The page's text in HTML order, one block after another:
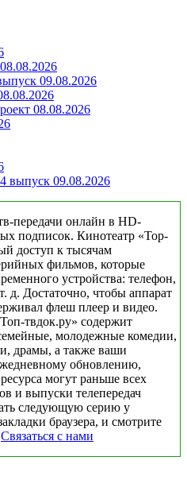
09.08.2026
08.08.2026
выпуск 09.08.2026
передачи онлайн в HD-
подписок. Кинотеатр «Top-
доступ к тысячам
фильмов, которые
устройства: телефон,
д. Достаточно, чтобы аппарат
флеш плеер и видео.
твдок.ру» содержит
молодежные комедии,
драмы, а также ваши
обновлению,
могут раньше всех
и выпуски телепередач
следующую серию у
браузера, и смотрите
Связаться с нами